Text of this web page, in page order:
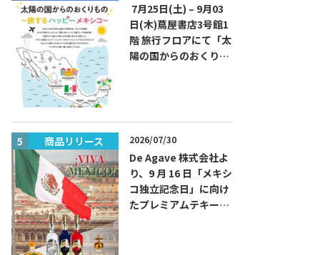
7月25日(土) – 9月03
日(木)蔦屋書店3号館1
階 旅行フロアにて「太
陽の国からのおくりも
商品リリース 2026/07/30
De Agave 株式会社よ
り、9 月 16 日「メキシ
コ独立記念日」に向け
たプレミアムテキーラ